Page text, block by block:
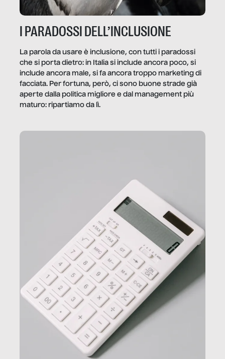
I PARADOSSI DELL’INCLUSIONE
La parola da usare è inclusione, con tutti i paradossi
che si porta dietro: in Italia si include ancora poco, si
include ancora male, si fa ancora troppo marketing di
facciata. Per fortuna, però, ci sono buone strade già
aperte dalla politica migliore e dal management più
maturo: ripartiamo da lì.